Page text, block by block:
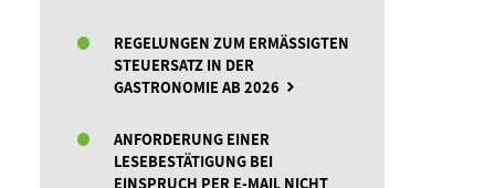
REGELUNGEN ZUM ERMÄSSIGTEN S
TEUERSATZ IN DER G
ASTRONOMIE AB 2026
ANFORDERUNG EINER
LESEBESTÄTIGUNG BEI
EINSPRUCH PER E-MAIL NICHT